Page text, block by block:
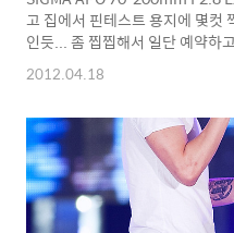
고 집에서 핀테스트 용지에 몇
인듯... 좀 찝찝해서 일단 예약하
센타 기사분 말씀이 70mm는 정
ㄷ 그래서 물어보니 대부분 핀테
서 나와서 길가에 핀 꽃을 몇장
어떻게 찍힐지...
2012.04.18